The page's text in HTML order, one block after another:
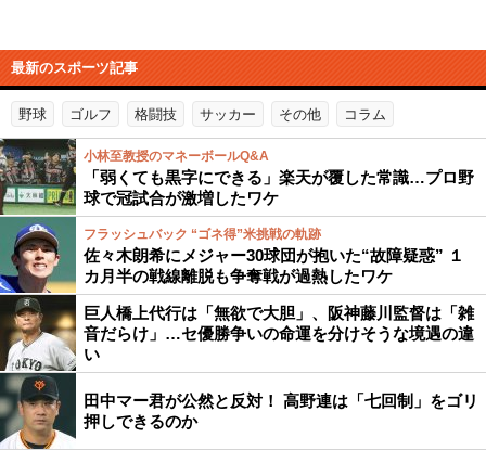
最新のスポーツ記事
野球 ゴルフ 格闘技 サッカー その他 コラム
小林至教授のマネーボールQ&A
「弱くても黒字にできる」楽天が覆した常識…プロ野
球で冠試合が激増したワケ
フラッシュバック “ゴネ得”米挑戦の軌跡
佐々木朗希にメジャー30球団が抱いた“故障疑惑” １
カ月半の戦線離脱も争奪戦が過熱したワケ
巨人橋上代行は「無欲で大胆」、阪神藤川監督は「雑
音だらけ」…セ優勝争いの命運を分けそうな境遇の違
い
田中マー君が公然と反対！ 高野連は「七回制」をゴリ
押しできるのか